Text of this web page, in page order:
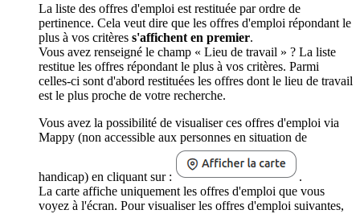
La liste des offres d'emploi est restituée par ordre de
pertinence. Cela veut dire que les offres d'emploi répondant le
plus à vos critères s'affichent en premier.
Vous avez renseigné le champ « Lieu de travail » ? La liste
restitue les offres répondant le plus à vos critères. Parmi
celles-ci sont d'abord restituées les offres dont le lieu de travail
est le plus proche de votre recherche.
Vous avez la possibilité de visualiser ces offres d'emploi via
Mappy (non accessible aux personnes en situation de
handicap) en cliquant sur :
.
La carte affiche uniquement les offres d'emploi que vous
voyez à l'écran. Pour visualiser les offres d'emploi suivantes,